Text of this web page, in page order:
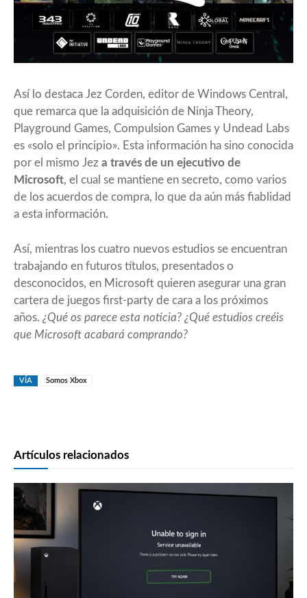
Así lo destaca Jez Corden, editor de Windows Central,
que remarca que la adquisición de Ninja Theory,
Playground Games, Compulsion Games y Undead Labs
es «solo el principio». Esta información ha sino conocida
por el mismo Jez a través de un ejecutivo de
Microsoft, el cual se mantiene en secreto, como varios
de los acuerdos de compra, lo que da aún más fiablidad
a esta información.
Así, mientras los cuatro nuevos estudios se encuentran
trabajando en futuros títulos, presentados o
desconocidos, en Microsoft quieren asegurar una gran
cartera de juegos first-party de cara a los próximos
años. ¿Qué os parece esta noticia? ¿Qué estudios creéis
que Microsoft acabará comprando?
VÍA Somos Xbox
Artículos relacionados